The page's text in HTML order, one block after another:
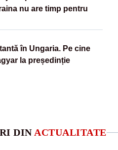
nu are timp pentru
în Ungaria. Pe cine
la președinție
DIN ACTUALITATE